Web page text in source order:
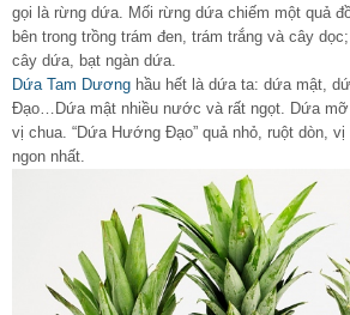
gọi là rừng dứa. Mối rừng dứa chiếm một quả
bên trong trồng trám đen, trám trắng và cây
cây dứa, bạt ngàn dứa.
Dứa Tam Dương hầu hết là dứa ta: dứa mật,
Đạo…Dứa mật nhiều nước và rất ngọt. Dứa mỡ
vị chua. “Dứa Hướng Đạo” quả nhỏ, ruột dòn,
ngon nhất.